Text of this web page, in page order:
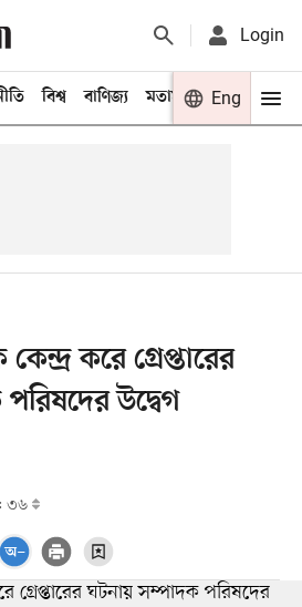
Login
বিশ্ব বাণিজ্য মতামত খেলা
Eng
করে গ্রেপ্তারের
উদ্বেগ
৩৬